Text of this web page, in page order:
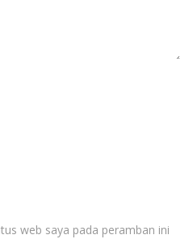
web saya pada peramban ini